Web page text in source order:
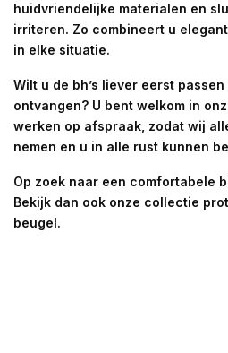
huidvriendelijke materialen en
irriteren. Zo combineert u
in elke situatie.
Wilt u de bh’s liever eerst
ontvangen? U bent welkom in
werken op afspraak, zodat wij
nemen en u in alle rust kunnen
Op zoek naar een comfortabele
Bekijk dan ook onze collectie
beugel.